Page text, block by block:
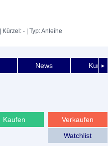
| Kürzel: - | Typ: Anleihe
►
News
Verkaufen
Kaufen
Watchlist